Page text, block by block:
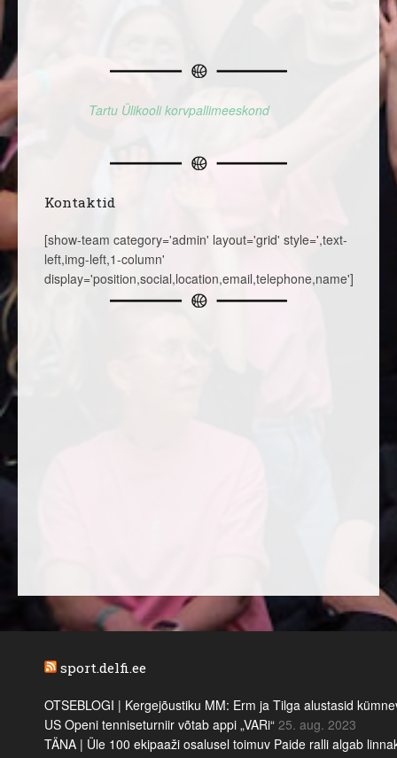
Tartu Ülikooli korvpallimeeskond
Kontaktid
[show-team category='admin' layout='grid' style=',text-
left,img-left,1-column'
display='position,social,location,email,telephone,name']
sport.delfi.ee
OTSEBLOGI | Kergejõustiku MM: Erm ja Tilga alustasid
US Openi tenniseturniir võtab appi „VARi“ 25. aug. 2023
TÄNA | Üle 100 ekipaaži osalusel toimuv Paide ralli algab